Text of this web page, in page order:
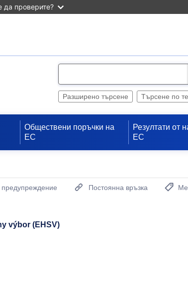
да проверите?
e
Разширено търсене Търсене по
Обществени поръчки на
ЕС
Резултати от
ЕС
Постоянна връзка
výbor (EHSV)